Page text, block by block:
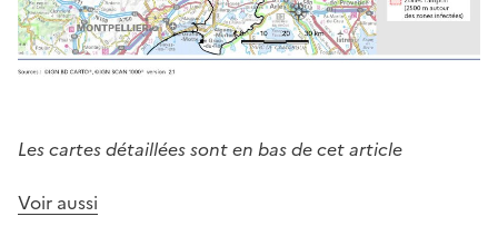
Les cartes détaillées sont en bas de cet article
Voir aussi